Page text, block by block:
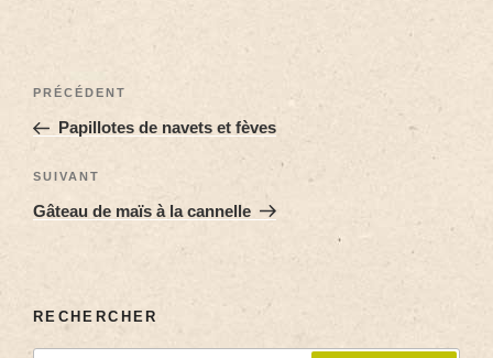
PRÉCÉDENT
Papillotes de navets et fèves
SUIVANT
Gâteau de maïs à la cannelle
RECHERCHER